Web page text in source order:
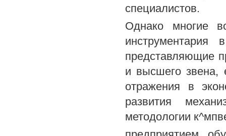
специалистов.
Однако многие
инструментария
представляющие
и высшего звена,
отражения в
развития
методологии